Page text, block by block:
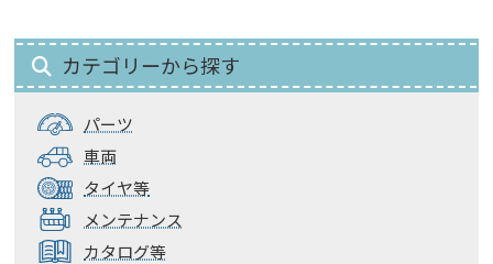
カテゴリーから探す
パーツ
車両
タイヤ等
メンテナンス
カタログ等